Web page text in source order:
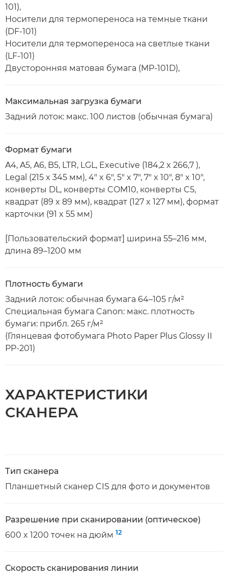
101),
Носители для термопереноса на темные ткани
(DF-101)
Носители для термопереноса на светлые ткани
(LF-101)
Двусторонняя матовая бумага (MP-101D),
Максимальная загрузка бумаги
Задний лоток: макс. 100 листов (обычная бумага)
Формат бумаги
A4, A5, A6, B5, LTR, LGL, Executive (184,2 x 266,7 ),
Legal (215 x 345 мм), 4" x 6", 5" x 7", 7" x 10", 8" x 10",
конверты DL, конверты COM10, конверты C5,
квадрат (89 x 89 мм), квадрат (127 x 127 мм), формат
карточки (91 x 55 мм)
[Пользовательский формат] ширина 55–216 мм,
длина 89–1200 мм
Плотность бумаги
Задний лоток: обычная бумага 64–105 г/м²
Специальная бумага Canon: макс. плотность
бумаги: прибл. 265 г/м²
(Глянцевая фотобумага Photo Paper Plus Glossy II
PP-201)
ХАРАКТЕРИСТИКИ
СКАНЕРА
Тип сканера
Планшетный сканер CIS для фото и документов
Разрешение при сканировании (оптическое)
600 x 1200 точек на дюйм 12
Скорость сканирования линии